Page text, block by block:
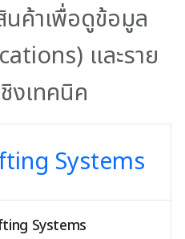
ค้าเพื่อดูข้อมูล
และราย
งเทคนิค
Systems